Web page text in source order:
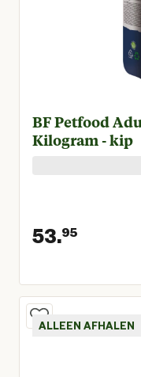
BF Petfood
Kilogram - kip
53.95
ALLEEN AFHALEN